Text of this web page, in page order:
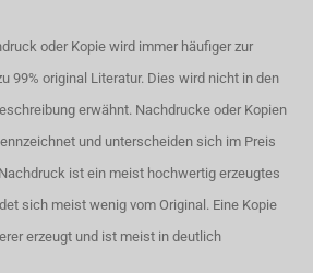
oder Kopie wird immer häufiger zur
99% original Literatur. Dies wird nicht in den
erwähnt. Nachdrucke oder Kopien
und unterscheiden sich im Preis
ist ein meist hochwertig erzeugtes
sich meist wenig vom Original. Eine Kopie
erzeugt und ist meist in deutlich